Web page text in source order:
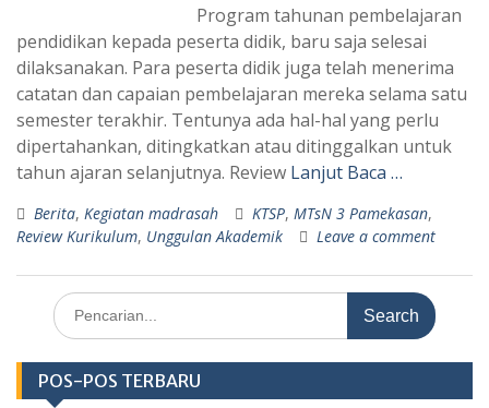
Program tahunan pembelajaran
pendidikan kepada peserta didik, baru saja selesai
dilaksanakan. Para peserta didik juga telah menerima
catatan dan capaian pembelajaran mereka selama satu
semester terakhir. Tentunya ada hal-hal yang perlu
dipertahankan, ditingkatkan atau ditinggalkan untuk
tahun ajaran selanjutnya. Review Lanjut Baca …
Berita, Kegiatan madrasah KTSP, MTsN 3 Pamekasan,
Review Kurikulum, Unggulan Akademik Leave a comment
Search
for:
POS-POS TERBARU